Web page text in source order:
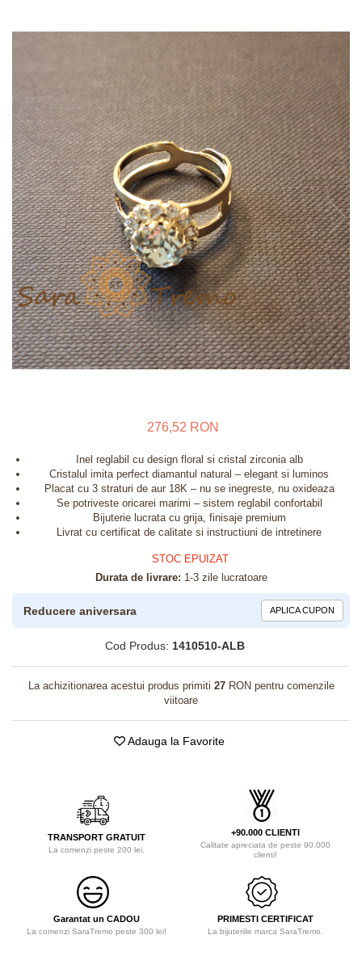
Talismane
Verighete
Bijuterii din argint placate cu aur
24K
276,52 RON
Inel reglabil cu design floral si cristal zirconia alb
Cristalul imita perfect diamantul natural – elegant si luminos
Placat cu 3 straturi de aur 18K – nu se inegreste, nu oxideaza
Se potriveste oricarei marimi – sistem reglabil confortabil
Bijuterie lucrata cu grija, finisaje premium
Livrat cu certificat de calitate si instructiuni de intretinere
STOC EPUIZAT
Durata de livrare: 1-3 zile lucratoare
Reducere aniversara APLICA CUPON
Cod Produs: 1410510-ALB
La achizitionarea acestui produs primiti 27RON pentru comenzile
viitoare
Adauga la Favorite
TRANSPORT GRATUIT
La comenzi peste 200 lei.
+90.000 CLIENTI
Calitate apreciata de peste 90.000
clienti!
Garantat un CADOU
La comenzi SaraTremo peste 300 lei!
PRIMESTI CERTIFICAT
La bijuteriile marca SaraTremo.